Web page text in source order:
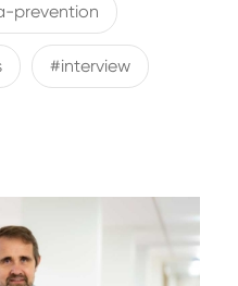
prevention
#interview